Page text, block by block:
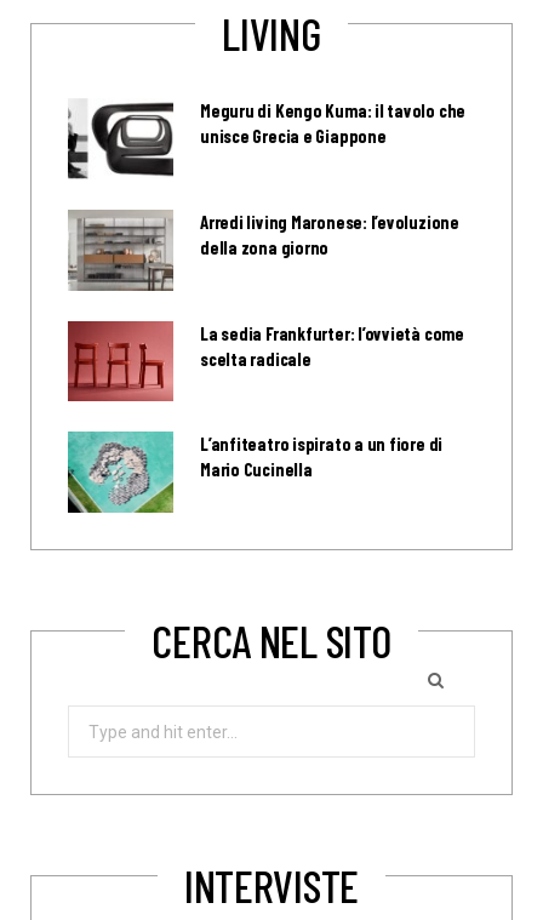
LIVING
Meguru di Kengo Kuma: il tavolo che
unisce Grecia e Giappone
Arredi living Maronese: l’evoluzione
della zona giorno
La sedia Frankfurter: l’ovvietà come
scelta radicale
L’anfiteatro ispirato a un fiore di
Mario Cucinella
CERCA NEL SITO
INTERVISTE